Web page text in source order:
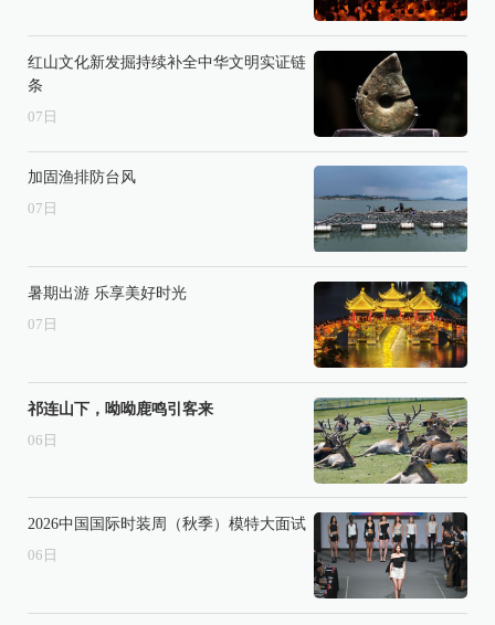
红山文化新发掘持续补全中华文明实证链
条
07 日
加固渔排防台风
07 日
暑期出游 乐享美好时光
07 日
祁连山下，呦呦鹿鸣引客来
06 日
2026中国国际时装周（秋季）模特大面试
06 日